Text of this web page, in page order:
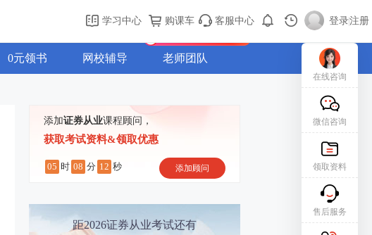
购课车 登录/注册
学习中心 购课车 客服中心 登录|注册
0元领书 网校辅导 老师团队
添加证券从业课程顾问，
获取考试资料&领取优惠
05 时 08 分 11 秒 添加顾问
距2026证券从业考试还有
在线咨询
微信咨询
领取资料
售后服务